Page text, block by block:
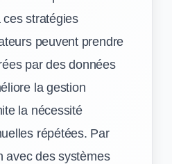
stratégies
peuvent prendre
par des données
la gestion
la nécessité
répétées. Par
avec des systèmes